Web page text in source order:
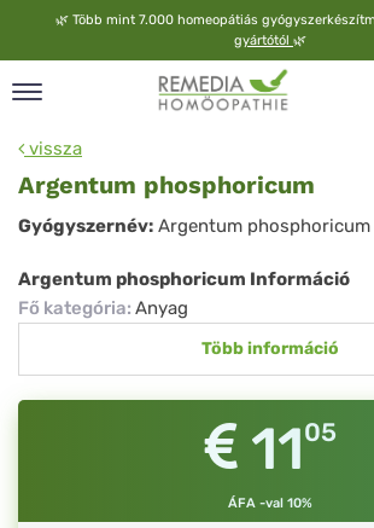
🌿 Több mint 7.000 homeopátiás
gyártótól 🌿
vissza
Argentum phosphoricum
Argentum
phosphoricum
Gyógyszernév: Argentum phosphoricum
Argentum phosphoricum Információ
Fő kategória: Anyag
Több információ
1105
ÁFA -val 10%